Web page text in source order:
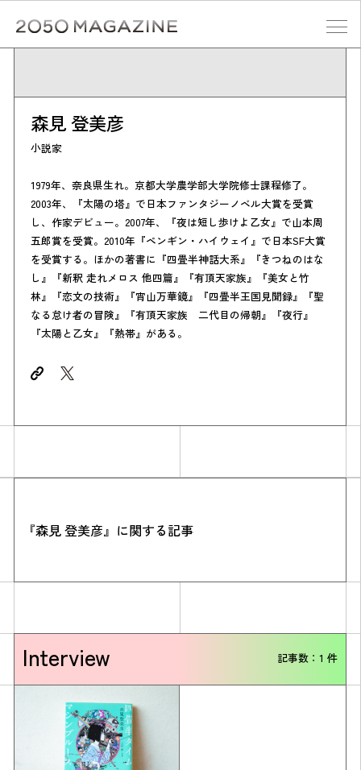
content
Simulation
CO₂削減効果を測る
Action list
アクションリスト
森見 登美彦
小説家
1979年、奈良県生れ。京都大学農学部大学院修士課程修了。
2003年、『太陽の塔』で日本ファンタジーノベル大賞を受賞
し、作家デビュー。2007年、『夜は短し歩けよ乙女』で山本周
五郎賞を受賞。2010年『ペンギン・ハイウェイ』で日本SF大賞
を受賞する。ほかの著書に『四畳半神話大系』『きつねのはな
し』『新釈 走れメロス 他四篇』『有頂天家族』『美女と竹
林』『恋文の技術』『宵山万華鏡』『四畳半王国見聞録』『聖
なる怠け者の冒険』『有頂天家族 二代目の帰朝』『夜行』
『太陽と乙女』『熱帯』がある。
『森見 登美彦』に関する記事
Interview 記事数：1 件